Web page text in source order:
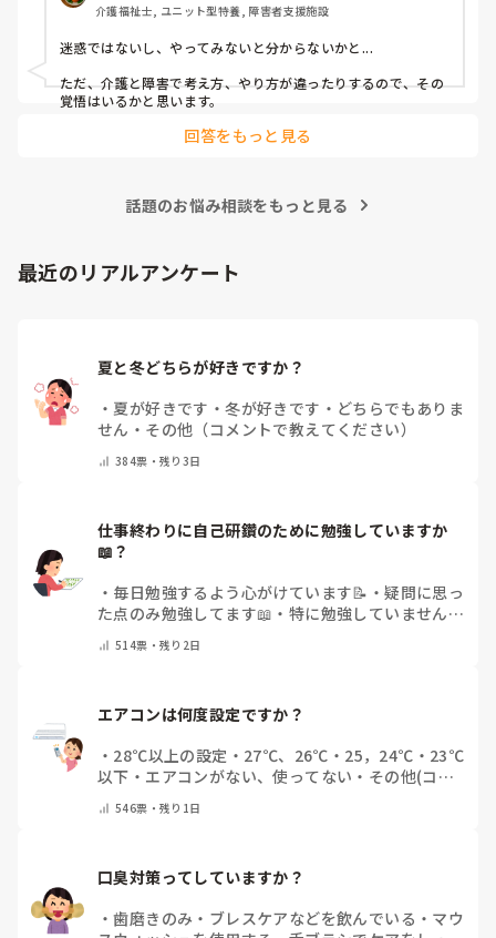
介護福祉士, ユニット型特養, 障害者支援施設
迷惑ではないし、やってみないと分からないかと...
ただ、介護と障害で考え方、やり方が違ったりするので、その
覚悟はいるかと思います。
回答をもっと見る
話題のお悩み相談をもっと見る
最近のリアルアンケート
夏と冬どちらが好きですか？
・ 夏が好きです ・冬が好きです ・ どちらでもありま
せん ・ その他（コメントで教えてください）
384票・残り3日
仕事終わりに自己研鑽のために勉強していますか
📖？
・ 毎日勉強するよう心がけています📝 ・疑問に思っ
た点のみ勉強してます📖 ・ 特に勉強していません・
514票・残り2日
エアコンは何度設定ですか？
・ 28℃以上の設定 ・ 27℃、26℃ ・ 25，24℃ ・ 23℃
以下 ・ エアコンがない、使ってない ・ その他(コメ
546票・残り1日
口臭対策ってしていますか？
・歯磨きのみ ・ ブレスケアなどを飲んでいる ・ マウ